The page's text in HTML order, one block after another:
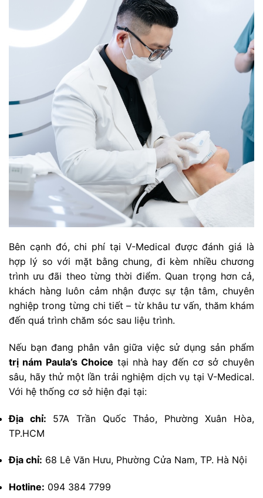
Bên cạnh đó, chi phí tại V-Medical được đánh giá là
hợp lý so với mặt bằng chung, đi kèm nhiều chương
trình ưu đãi theo từng thời điểm. Quan trọng hơn cả,
khách hàng luôn cảm nhận được sự tận tâm, chuyên
nghiệp trong từng chi tiết – từ khâu tư vấn, thăm khám
đến quá trình chăm sóc sau liệu trình.
Nếu bạn đang phân vân giữa việc sử dụng sản phẩm
trị nám Paula’s Choice tại nhà hay đến cơ sở chuyên
sâu, hãy thử một lần trải nghiệm dịch vụ tại V-Medical.
Với hệ thống cơ sở hiện đại tại:
Địa chỉ: 57A Trần Quốc Thảo, Phường Xuân Hòa,
TP.HCM
Địa chỉ: 68 Lê Văn Hưu, Phường Cửa Nam, TP. Hà Nội
Hotline: 094 384 7799